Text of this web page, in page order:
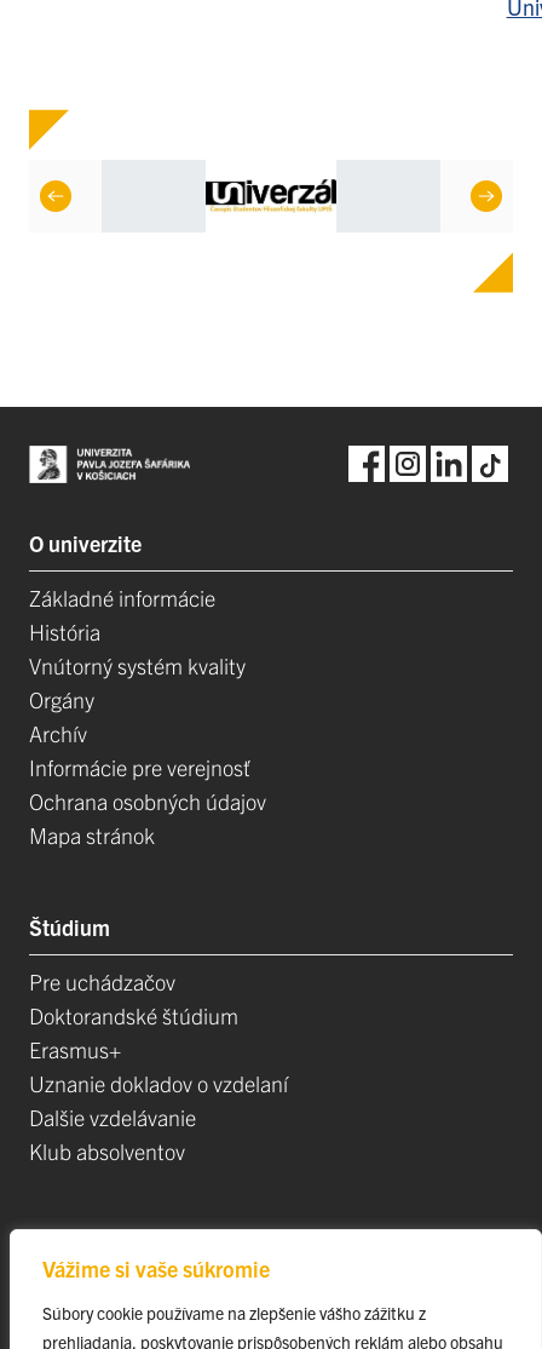
Vážime si vaše súkromie
Súbory cookie používame na zlepšenie vášho zážitku z
prehliadania, poskytovanie prispôsobených reklám alebo obsahu
O univerzite
Základné informácie
História
Vnútorný systém kvality
Orgány
Archív
Informácie pre verejnosť
Ochrana osobných údajov
Mapa stránok
Štúdium
Pre uchádzačov
Doktorandské štúdium
Erasmus+
Uznanie dokladov o vzdelaní
Dalšie vzdelávanie
Klub absolventov
Projekty